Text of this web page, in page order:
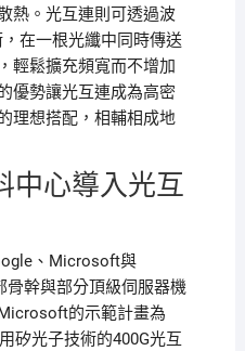
熱。光互連則可透過波
在一根光纖中同時傳送
輕鬆擴充頻寬而不增加
優勢讓光互連成為高密
理想搭配，相輔相成地
中心導入光互
、Microsoft與
骨幹與部分頂級伺服器機
的示範計畫為
矽光子技術的400G光互